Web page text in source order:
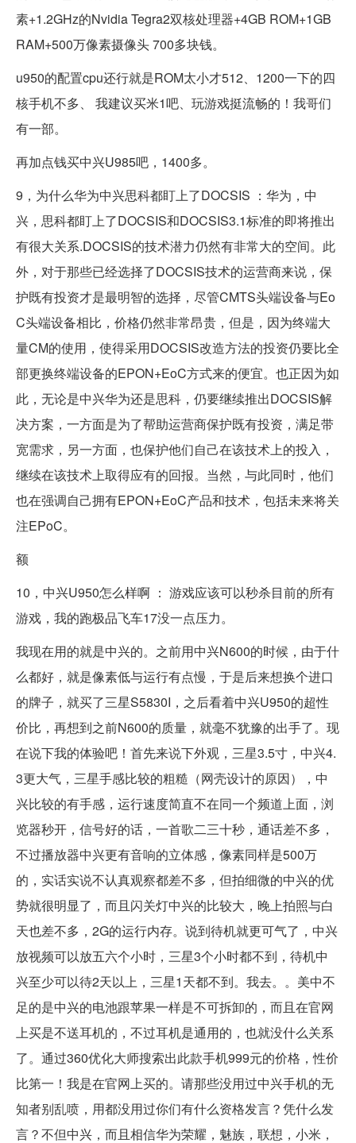
素+1.2GHz的Nvidia Tegra2双核处理器+4GB ROM+1GB
RAM+500万像素摄像头 700多块钱。
u950的配置cpu还行就是ROM太小才512、1200一下的四
核手机不多、 我建议买米1吧、玩游戏挺流畅的！我哥们
有一部。
再加点钱买中兴U985吧，1400多。
9，为什么华为中兴思科都盯上了DOCSIS ：华为，中
兴，思科都盯上了DOCSIS和DOCSIS3.1标准的即将推出
有很大关系.DOCSIS的技术潜力仍然有非常大的空间。此
外，对于那些已经选择了DOCSIS技术的运营商来说，保
护既有投资才是最明智的选择，尽管CMTS头端设备与Eo
C头端设备相比，价格仍然非常昂贵，但是，因为终端大
量CM的使用，使得采用DOCSIS改造方法的投资仍要比全
部更换终端设备的EPON+EoC方式来的便宜。也正因为如
此，无论是中兴华为还是思科，仍要继续推出DOCSIS解
决方案，一方面是为了帮助运营商保护既有投资，满足带
宽需求，另一方面，也保护他们自己在该技术上的投入，
继续在该技术上取得应有的回报。当然，与此同时，他们
也在强调自己拥有EPON+EoC产品和技术，包括未来将关
注EPoC。
额
10，中兴U950怎么样啊 ： 游戏应该可以秒杀目前的所有
游戏，我的跑极品飞车17没一点压力。
我现在用的就是中兴的。之前用中兴N600的时候，由于什
么都好，就是像素低与运行有点慢，于是后来想换个进口
的牌子，就买了三星S5830I，之后看着中兴U950的超性
价比，再想到之前N600的质量，就毫不犹豫的出手了。现
在说下我的体验吧！首先来说下外观，三星3.5寸，中兴4.
3更大气，三星手感比较的粗糙（网壳设计的原因），中
兴比较的有手感，运行速度简直不在同一个频道上面，浏
览器秒开，信号好的话，一首歌二三十秒，通话差不多，
不过播放器中兴更有音响的立体感，像素同样是500万
的，实话实说不认真观察都差不多，但拍细微的中兴的优
势就很明显了，而且闪关灯中兴的比较大，晚上拍照与白
天也差不多，2G的运行内存。说到待机就更可气了，中兴
放视频可以放五六个小时，三星3个小时都不到，待机中
兴至少可以待2天以上，三星1天都不到。我去。。美中不
足的是中兴的电池跟苹果一样是不可拆卸的，而且在官网
上买是不送耳机的，不过耳机是通用的，也就没什么关系
了。通过360优化大师搜索出此款手机999元的价格，性价
比第一！我是在官网上买的。请那些没用过中兴手机的无
知者别乱喷，用都没用过你们有什么资格发言？凭什么发
言？不但中兴，而且相信华为荣耀，魅族，联想，小米，